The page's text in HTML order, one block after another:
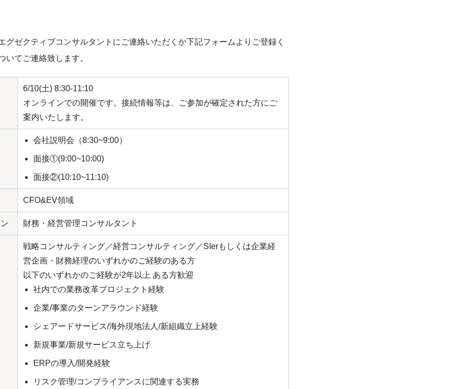
グゼクティブコンサルタントにご連絡いただくか下記フォームよりご登録く
いてご連絡致します。
6/10(土) 8:30-11:10
オンラインでの開催です。接続情報等は、ご参加が確定された方にご
案内いたします。
会社説明会（8:30~9:00）
面接①(9:00~10:00)
面接②(10:10~11:10)
CFO&EV領域
財務・経営管理コンサルタント
戦略コンサルティング／経営コンサルティング／SIerもしくは企業経
営企画・財務経理のいずれかのご経験のある方
以下のいずれかのご経験が2年以上 ある方歓迎
社内での業務改革プロジェクト経験
企業/事業のターンアラウンド経験
シェアードサービス/海外現地法人/新組織立上経験
新規事業/新規サービス立ち上げ
ERPの導入/開発経験
リスク管理/コンプライアンスに関連する実務